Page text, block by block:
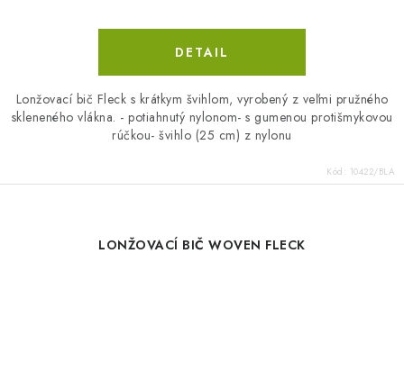
DETAIL
Lonžovací bič Fleck s krátkym švihlom, vyrobený z veľmi pružného
skleneného vlákna. - potiahnutý nylonom- s gumenou protišmykovou
rúčkou- švihlo (25 cm) z nylonu
Kód: 10422/BLA
LONŽOVACÍ BIČ WOVEN FLECK